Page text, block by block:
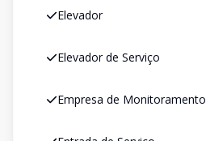
Elevador
Elevador de Serviço
Empresa de Monitoramento